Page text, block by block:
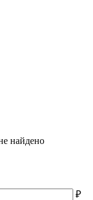
найдено
₽